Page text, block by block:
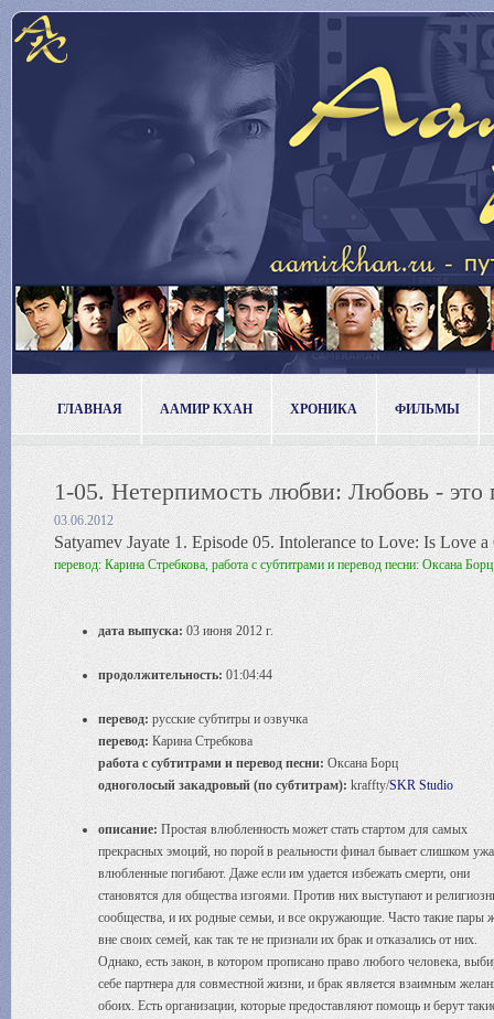
ГЛАВНАЯ ААМИР КХАН ХРОНИКА ФИЛЬМЫ
1-05. Нетерпимость любви: Любовь - это
03.06.2012
Satyamev Jayate 1. Episode 05. Intolerance to Love: Is Love
перевод: Карина Стребкова, работа с субтитрами и перевод песни: Оксана Борц
дата выпуска: 03 июня 2012 г.
продолжительность: 01:04:44
перевод: русские субтитры и озвучка
перевод: Карина Стребкова
работа с субтитрами и перевод песни: Оксана Борц
одноголосый закадровый (по субтитрам): kraffty/SKR Studio
описание: Простая влюбленность может стать стартом для самых
прекрасных эмоций, но порой в реальности финал бывает слишком
влюбленные погибают. Даже если им удается избежать смерти, они
становятся для общества изгоями. Против них выступают и
сообщества, и их родные семьи, и все окружающие. Часто такие пары
вне своих семей, как так те не признали их брак и отказались от них.
Однако, есть закон, в котором прописано право любого человека,
себе партнера для совместной жизни, и брак является взаимным
обоих. Есть организации, которые предоставляют помощь и берут